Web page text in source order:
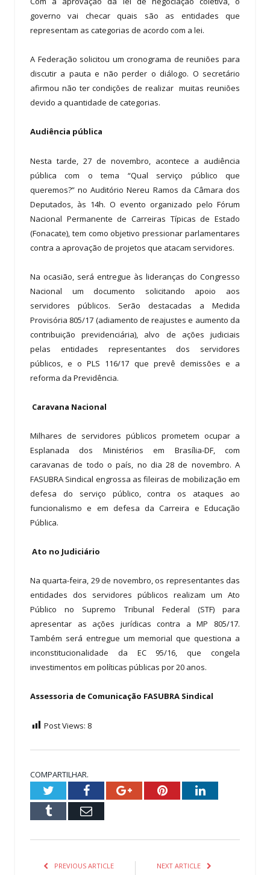
governo vai checar quais são as entidades que
representam as categorias de acordo com a lei.
A Federação solicitou um cronograma de reuniões para
discutir a pauta e não perder o diálogo. O secretário
afirmou não ter condições de realizar muitas reuniões
devido a quantidade de categorias.
Audiência pública
Nesta tarde, 27 de novembro, acontece a audiência
pública com o tema “Qual serviço público que
queremos?” no Auditório Nereu Ramos da Câmara dos
Deputados, às 14h. O evento organizado pelo Fórum
Nacional Permanente de Carreiras Típicas de Estado
(Fonacate), tem como objetivo pressionar parlamentares
contra a aprovação de projetos que atacam servidores.
Na ocasião, será entregue às lideranças do Congresso
Nacional um documento solicitando apoio aos
servidores públicos. Serão destacadas a Medida
Provisória 805/17 (adiamento de reajustes e aumento da
contribuição previdenciária), alvo de ações judiciais
pelas entidades representantes dos servidores
públicos, e o PLS 116/17 que prevê demissões e a
reforma da Previdência.
Caravana Nacional
Milhares de servidores públicos prometem ocupar a
Esplanada dos Ministérios em Brasília-DF, com
caravanas de todo o país, no dia 28 de novembro. A
FASUBRA Sindical engrossa as fileiras de mobilização em
defesa do serviço público, contra os ataques ao
funcionalismo e em defesa da Carreira e Educação
Pública.
Ato no Judiciário
Na quarta-feira, 29 de novembro, os representantes das
entidades dos servidores públicos realizam um Ato
Público no Supremo Tribunal Federal (STF) para
apresentar as ações jurídicas contra a MP 805/17.
Também será entregue um memorial que questiona a
inconstitucionalidade da EC 95/16, que congela
investimentos em políticas públicas por 20 anos.
Assessoria de Comunicação FASUBRA Sindical
Post Views: 8
COMPARTILHAR.
TwitterFacebookGoogle+PinterestLinkedIn
Tumblr Email
PREVIOUS ARTICLE NEXT ARTICLE